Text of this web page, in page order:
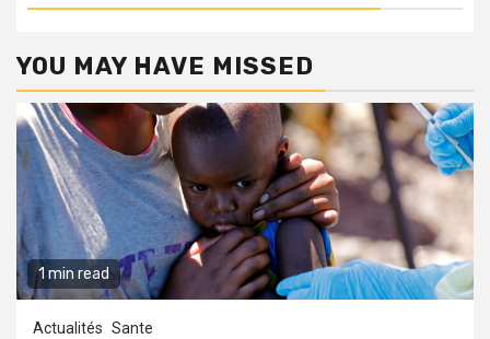
YOU MAY HAVE MISSED
1 min read
Actualités Sante